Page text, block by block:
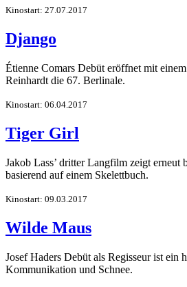
Kinostart: 27.07.2017
Django
Étienne Comars Debüt eröffnet mit
Reinhardt die 67. Berlinale.
Kinostart: 06.04.2017
Tiger Girl
Jakob Lass’ dritter Langfilm zeigt erneut
basierend auf einem Skelettbuch.
Kinostart: 09.03.2017
Wilde Maus
Josef Haders Debüt als Regisseur ist ein
Kommunikation und Schnee.